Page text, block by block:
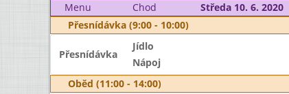
Menu Chod Středa 10. 6. 2020
Přesnídávka (9:00 - 10:00)
Přesnídávka
Jídlo
Nápoj
Oběd (11:00 - 14:00)